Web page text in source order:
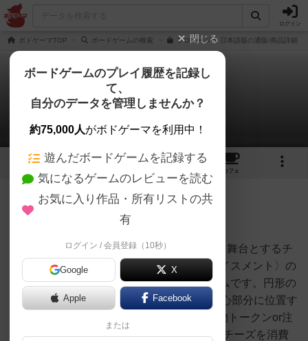
ログイン
ボドゲーマTOP ボードゲームの検索 フロマージュ 日本語版の通販/商品詳細
フロマージュ
chacoさんのレビュー
3 8
カフェ
679名 0名 0 1年以上前
『Fromage』は100年以上前のフランスを舞台とするチ
ーズ生産者をテーマにした〈ワーカープレイスメント〉の
【４人用と言っても差し支えの無い】ゲームです。円形の
ゲーム盤は90度ずつ四等分されており、中心部分に位置す
る小さめの資源獲得スペース(建物/家畜/果物トークンor注
文カード)と、外周部分に位置する大きめのチーズを消費
閉じる
ボードゲームのプレイ履歴を記録し
て、
自分のデータを管理しませんか？
約75,000人がボドゲーマを利用中！
遊んだボードゲームを記録する
気になるゲームのレビューを読む
お気に入り作品・所有リストの共
有
ログイン / 会員登録（10秒）
Google X
Apple Facebook
または